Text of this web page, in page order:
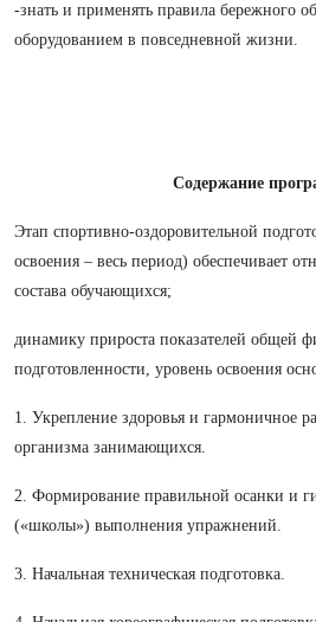
-знать и применять правила бережного
оборудованием в повседневной жизни.
Содержание
Этап спортивно-оздоровительной
освоения – весь период) обеспечивает
состава обучающихся;
динамику прироста показателей общей
подготовленности, уровень освоения
1. Укрепление здоровья и гармоничное
организма занимающихся.
2. Формирование правильной осанки и
(«школы») выполнения упражнений.
3. Начальная техническая подготовка.